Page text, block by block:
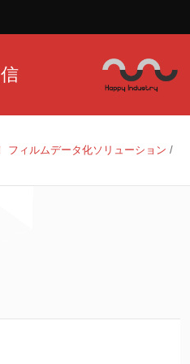
フィルムデータ化ソリューション /